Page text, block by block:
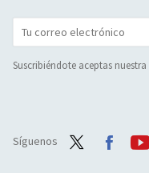
Suscribiéndote aceptas nuestra
Síguenos